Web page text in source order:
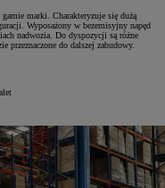
marki. Charakteryzuje się dużą
Wyposażony w bezemisyjny napęd
nadwozia. Do dyspozycji są różne
przeznaczone do dalszej zabudowy.